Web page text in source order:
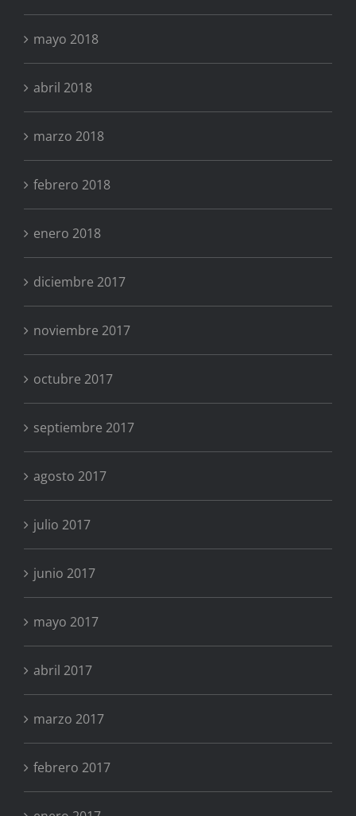
mayo 2018
abril 2018
marzo 2018
febrero 2018
enero 2018
diciembre 2017
noviembre 2017
octubre 2017
septiembre 2017
agosto 2017
julio 2017
junio 2017
mayo 2017
abril 2017
marzo 2017
febrero 2017